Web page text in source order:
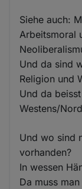
Siehe auch:
Arbeitsmoral
Und da sind
Religion und
Und da
Westens/
Und wo sind
vorhanden?
In wessen
Da muss